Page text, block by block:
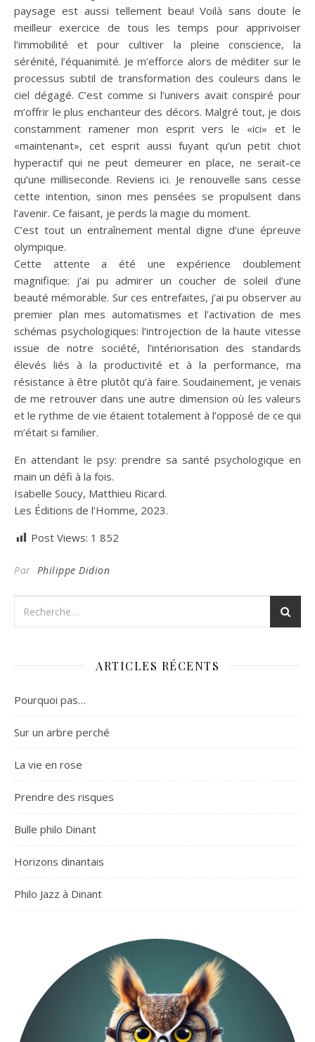
paysage est aussi tellement beau! Voilà sans doute le
meilleur exercice de tous les temps pour apprivoiser
l’immobilité et pour cultiver la pleine conscience, la
sérénité, l’équanimité. Je m’efforce alors de méditer sur le
processus subtil de transformation des couleurs dans le
ciel dégagé. C’est comme si l’univers avait conspiré pour
m’offrir le plus enchanteur des décors. Malgré tout, je dois
constamment ramener mon esprit vers le «ici» et le
«maintenant», cet esprit aussi fuyant qu’un petit chiot
hyperactif qui ne peut demeurer en place, ne serait-ce
qu’une milliseconde. Reviens ici. Je renouvelle sans cesse
cette intention, sinon mes pensées se propulsent dans
l’avenir. Ce faisant, je perds la magie du moment.
C’est tout un entraînement mental digne d’une épreuve
olympique.
Cette attente a été une expérience doublement
magnifique: j’ai pu admirer un coucher de soleil d’une
beauté mémorable. Sur ces entrefaites, j’ai pu observer au
premier plan mes automatismes et l’activation de mes
schémas psychologiques: l’introjection de la haute vitesse
issue de notre société, l’intériorisation des standards
élevés liés à la productivité et à la performance, ma
résistance à être plutôt qu’à faire. Soudainement, je venais
de me retrouver dans une autre dimension où les valeurs
et le rythme de vie étaient totalement à l’opposé de ce qui
m’était si familier.
En attendant le psy: prendre sa santé psychologique en
main un défi à la fois.
Isabelle Soucy, Matthieu Ricard.
Les Éditions de l’Homme, 2023.
Post Views: 1 852
Par Philippe Didion
ARTICLES RÉCENTS
Pourquoi pas…
Sur un arbre perché
La vie en rose
Prendre des risques
Bulle philo Dinant
Horizons dinantais
Philo Jazz à Dinant